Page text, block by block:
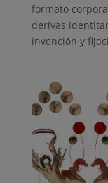
formato
derivas
invención y